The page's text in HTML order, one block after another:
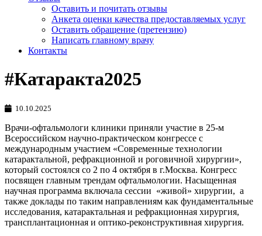
Оставить и почитать отзывы
Анкета оценки качества предоставляемых услуг
Оставить обращение (претензию)
Написать главному врачу
Контакты
#Катаракта2025
10.10.2025
Врачи-офтальмологи клиники приняли участие в 25-м
Всероссийском научно-практическом конгрессе с
международным участием «Современные технологии
катарактальной, рефракционной и роговичной хирургии»,
который состоялся со 2 по 4 октября в г.Москва. Конгресс
посвящен главным трендам офтальмологии. Насыщенная
научная программа включала сессии «живой» хирургии, а
также доклады по таким направлениям как фундаментальные
исследования, катарактальная и рефракционная хирургия,
трансплантационная и оптико-реконструктивная хирургия.